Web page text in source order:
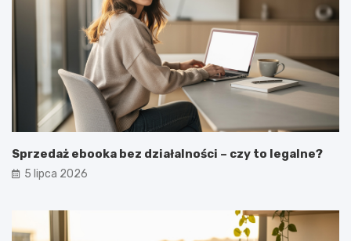
Sprzedaż ebooka bez działalności – czy to legalne?
5 lipca 2026